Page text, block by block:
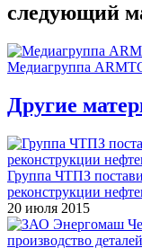
следующий
Медиагруппа
Другие
Группа ЧТПЗ
реконструкции
20 июля 2015